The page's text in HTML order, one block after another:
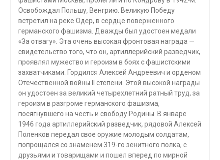
Освобождал Польшу, Венгрию. Великую Победу
встретил на реке Одер, в сердце поверженного
германского фашизма. Дважды был удостоен медали
«За отвагу». Эта очень высокая фронтовая награда —
свидетельство того, что он, артиллерийский разведчик,
проявлял мужество и героизм в боях с фашистскими
захватчиками. Гордился Алексей Андреевич и орденом
Отечественной войны II степени. Этой высокой награды
он удостоен за великий четырехлетний ратный труд, за
героизм в разгроме германского фашизма,
посягнувшего на честь и свободу Родины. В январе
1946 года артиллерийский разведчик, рядовой Алексей
Поленков передал свое оружие молодым солдатам,
попрощался со знаменем 319-го зенитного полка, с
друзьями и товарищами и пошел вперед по мирной